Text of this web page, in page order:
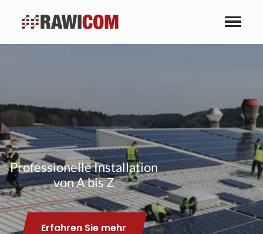
Professionelle Installation
von A bis Z
Erfahren Sie mehr